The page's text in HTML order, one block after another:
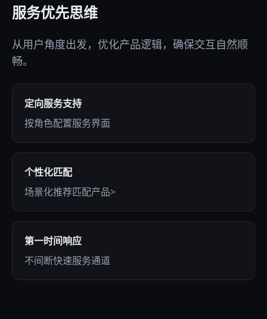
服务优先思维
从用户角度出发，优化产品逻辑，确保交互自然顺
畅。
定向服务支持
按角色配置服务界面
个性化匹配
场景化推荐匹配产品>
第一时间响应
不间断快速服务通道